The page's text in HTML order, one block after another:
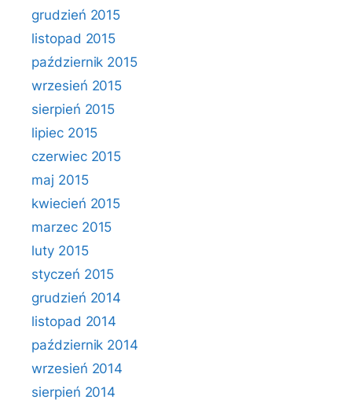
grudzień 2015
listopad 2015
październik 2015
wrzesień 2015
sierpień 2015
lipiec 2015
czerwiec 2015
maj 2015
kwiecień 2015
marzec 2015
luty 2015
styczeń 2015
grudzień 2014
listopad 2014
październik 2014
wrzesień 2014
sierpień 2014